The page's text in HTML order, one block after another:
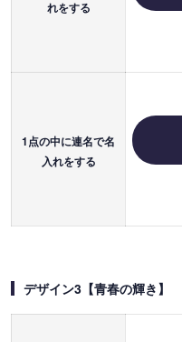
れをする
1点の中に連名で名
入れをする
デザイン3【青春の輝き】